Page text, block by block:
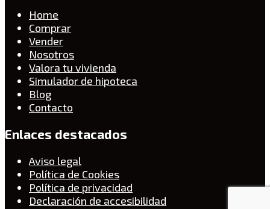
Home
Comprar
Vender
Nosotros
Valora tu vivienda
Simulador de hipoteca
Blog
Contacto
Enlaces destacados
Aviso legal
Política de Cookies
Política de privacidad
Declaración de accesibilidad